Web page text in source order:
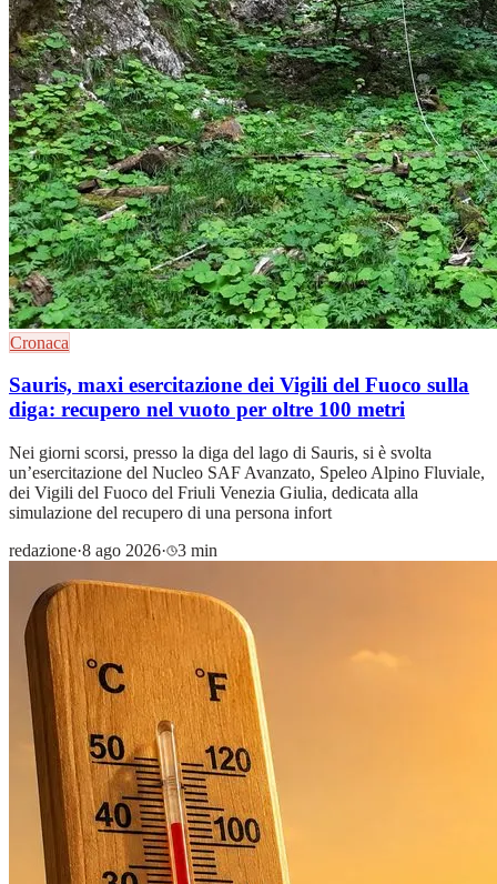
Cronaca
Sauris, maxi esercitazione dei Vigili del Fuoco sulla
diga: recupero nel vuoto per oltre 100 metri
Nei giorni scorsi, presso la diga del lago di Sauris, si è svolta
un’esercitazione del Nucleo SAF Avanzato, Speleo Alpino Fluviale,
dei Vigili del Fuoco del Friuli Venezia Giulia, dedicata alla
simulazione del recupero di una persona infort
redazione·8 ago 2026· 3 min